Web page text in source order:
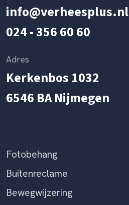
info@verheesplus.nl
024 - 356 60 60
Adres
Kerkenbos 1032
6546 BA Nijmegen
Fotobehang
Buitenreclame
Bewegwijzering